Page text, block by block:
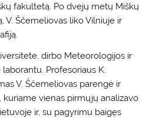
fakultetą. Po dvejų metų Miškų
V. Ščemeliovas liko Vilniuje ir
dirbo Meteorologijos ir
Profesoriaus K.
V. Ščemeliovas parengė ir
vienas pirmųjų analizavo
ir, su pagyrimu baigęs